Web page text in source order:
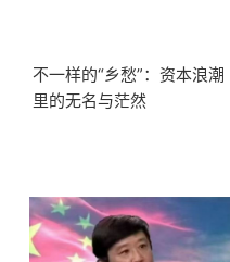
不一样的“乡愁”：资本浪潮
里的无名与茫然